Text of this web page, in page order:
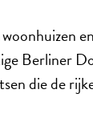
Berliner
die de